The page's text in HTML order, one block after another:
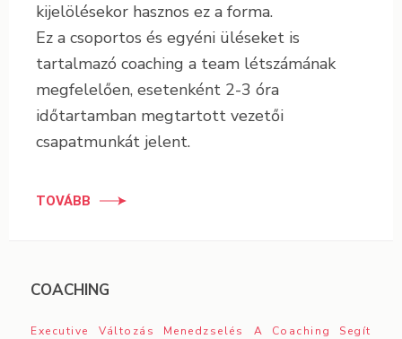
kijelölésekor hasznos ez a forma.
Ez a csoportos és egyéni üléseket is
tartalmazó coaching a team létszámának
megfelelően, esetenként 2-3 óra
időtartamban megtartott vezetői
csapatmunkát jelent.
TOVÁBB
COACHING
Executive Változás Menedzselés
A Coaching Segít